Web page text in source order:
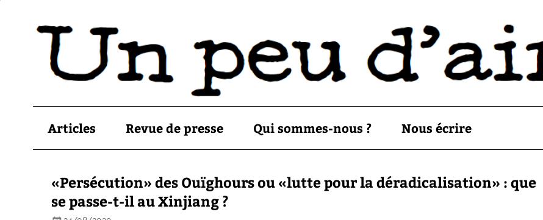
Articles Revue de presse Qui sommes-nous ? Nous écrire
«Persécution» des Ouïghours ou «lutte pour la déradicalisation» : que
se passe-t-il au Xinjiang ?